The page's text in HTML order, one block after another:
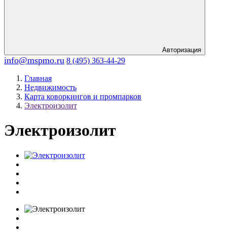
Авторизация
info@mspmo.ru 8 (495) 363-44-29
Главная
Недвижимость
Карта коворкингов и промпарков
Электроизолит
Электроизолит